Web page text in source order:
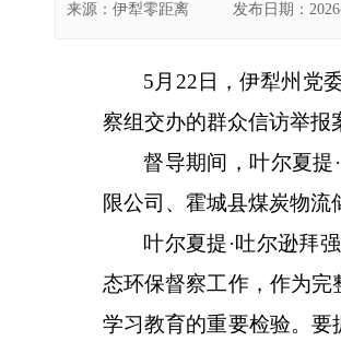
来源： 伊犁零距离 发布日期：
5月22日，伊犁州党
察组交办的群众信访举报
督导期间，叶尔夏提
限公司、霍城县煤炭物
叶尔夏提·吐尔逊拜
态环保督察工作，作为
学习教育的重要检验。